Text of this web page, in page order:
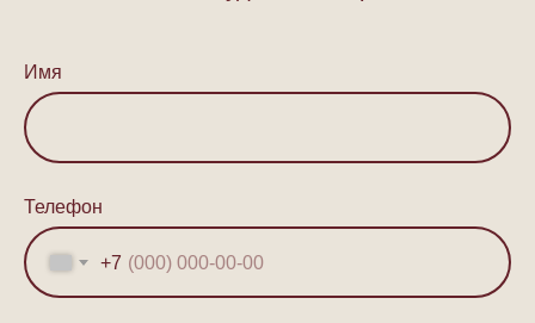
Имя
Телефон
+7